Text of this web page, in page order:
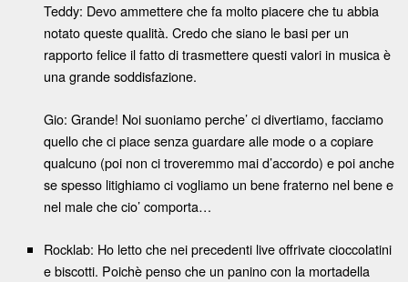
Teddy: Devo ammettere che fa molto piacere che tu abbia
notato queste qualità. Credo che siano le basi per un
rapporto felice il fatto di trasmettere questi valori in musica è
una grande soddisfazione.
Gio: Grande! Noi suoniamo perche’ ci divertiamo, facciamo
quello che ci piace senza guardare alle mode o a copiare
qualcuno (poi non ci troveremmo mai d’accordo) e poi anche
se spesso litighiamo ci vogliamo un bene fraterno nel bene e
nel male che cio’ comporta…
Rocklab: Ho letto che nei precedenti live offrivate cioccolatini
e biscotti. Poichè penso che un panino con la mortadella